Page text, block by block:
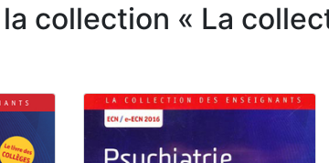
collection « La